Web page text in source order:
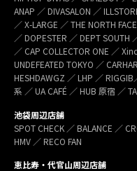
ANAP ／ DIVASALON ／
／ X-LARGE ／ THE NORTH
／ DOPESTER ／ DEPT SOUTH
／ CAP COLLECTOR ONE ／
UNDEFEATED TOKYO ／
HESHDAWGZ ／ LHP ／
系 ／ UA CAFÉ ／ HUB 原宿 ／
池袋周辺店舗
SPOT CHECK ／ BALANCE ／
HMV ／ RECO FAN
恵比寿・代官山周辺店舗